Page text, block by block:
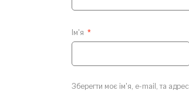
Ім'я *
Зберегти моє ім'я, e-mail, та